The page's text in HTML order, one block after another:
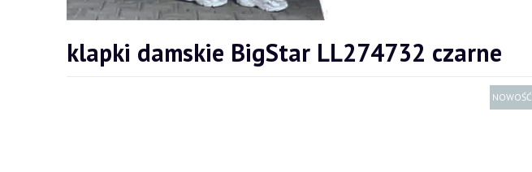
klapki damskie BigStar LL274732 czarne
NOWOŚĆ